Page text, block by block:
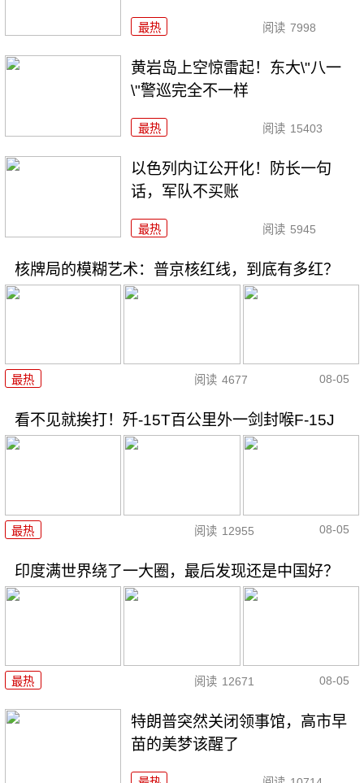
最热 阅读 7998
黄岩岛上空惊雷起！东大\"八一
\"警巡完全不一样
最热 阅读 15403
以色列内讧公开化！防长一句
话，军队不买账
最热 阅读 5945
核牌局的模糊艺术：普京核红线，到底有多红？
最热 阅读 4677 08-05
看不见就挨打！歼-15T百公里外一剑封喉F-15J
最热 阅读 12955 08-05
印度满世界绕了一大圈，最后发现还是中国好？
最热 阅读 12671 08-05
特朗普突然关闭领事馆，高市早
苗的美梦该醒了